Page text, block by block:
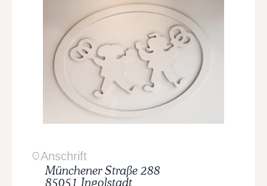
Anschrift
Münchener Straße 288
85051 Ingolstadt